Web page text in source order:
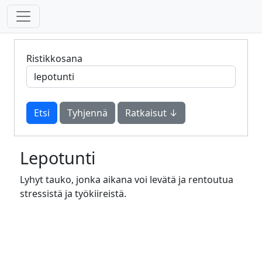
Ristikkosana
Tyhjennä Ratkaisut ↓
Lepotunti
Lyhyt tauko, jonka aikana voi levätä ja rentoutua
stressistä ja työkiireistä.